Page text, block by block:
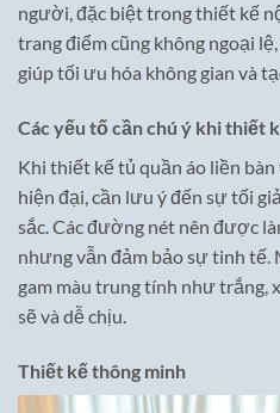
người, đặc biệt trong thiết kế
trang điểm cũng không ngoại
giúp tối ưu hóa không gian và
Các yếu tố cần chú ý khi thiết
Khi thiết kế tủ quần áo liền
hiện đại, cần lưu ý đến sự tối
sắc. Các đường nét nên được
nhưng vẫn đảm bảo sự tinh
gam màu trung tính như trắng,
sẽ và dễ chịu.
Thiết kế thông minh